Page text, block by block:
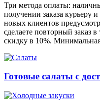
Три метода оплаты:
получении заказа курьеру
новых клиентов
сделаете повторный заказ
скидку в 10%.
Готовые салаты с